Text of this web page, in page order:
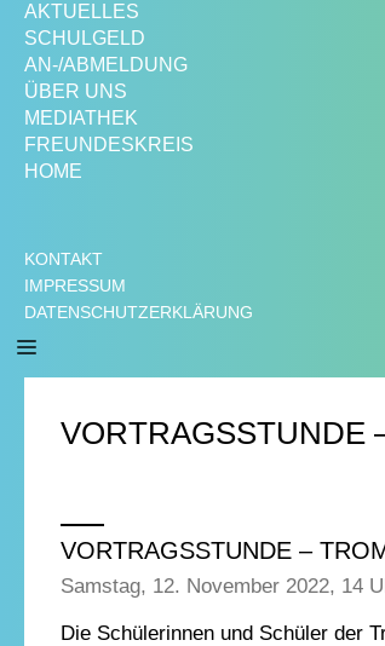
AKTUELLES
SCHULGELD
AN-/ABMELDUNG
ÜBER UNS
MEDIATHEK
FREUNDESKREIS
HOME
KONTAKT
IMPRESSUM
DATENSCHUTZERKLÄRUNG
VORTRAGSSTUNDE
VORTRAGSSTUNDE –
Samstag, 12. November 2022, 14
Die Schülerinnen und Schüler der